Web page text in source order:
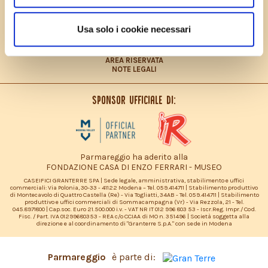
Usa solo i cookie necessari
CONTRIBUTO FEASR
CONTATTI
LAVORA CON NOI
PRIVACY POLICY – INFORMATIVA CONSUMATORI
AREA RISERVATA
NOTE LEGALI
Sponsor ufficiale di:
Parmareggio ha aderito alla
FONDAZIONE CASA DI ENZO FERRARI - MUSEO
CASEIFICI GRANTERRE SPA | Sede legale, amministrativa, stabilimento e uffici
commerciali: Via Polonia, 30-33 - 41122 Modena – Tel. 059.414711 | Stabilimento produttivo
di Montecavolo di Quattro Castella (Re) - Via Togliatti, 34AB - Tel. 059.414711 | Stabilimento
produttivo e uffici commerciali di Sommacampagna (Vr) - Via Rezzola, 21 - Tel.
045.8971800 | Cap.soc. Euro 21.500.000 i.v. - VAT NR IT 012 996 803 53 - Iscr.Reg. Impr./ Cod.
Fisc. / Part. IVA 01299680353 - REA c/o CCIAA di MO n. 351496 | Società soggetta alla
direzione e al coordinamento di "Granterre S.p.A." con sede in Modena
Parmareggio è parte di: